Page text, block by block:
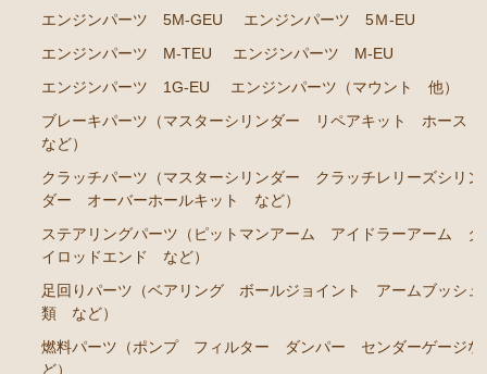
クラッチパーツ（マスターシリンダー クラッチレリ
ーズシリンダー オーバーホールキット など）
足廻りパーツ（アッパーマウント ベアリング ボー
ルジョイント など）
燃料パーツ（ポンプ フィルター など）
駆動パーツ（センターサポートベアリング ドライブ
シャフトブーツ など）
MR2 AW11
エンジン電装パーツ（イグニッションコイル デスビ
キャップ ローター センサー など）
冷却パーツ（ポンプ サーモスタット ファン ファ
エンジンパーツ 5M-GEU
エンジンパーツ 5Ｍ-EU
エンジンパーツ M-TEU
エンジンパーツ M-EU
エンジンパーツ 1G-EU
エンジンパーツ（マウント 他）
ブレーキパーツ（マスターシリンダー リペアキット ホース
など）
クラッチパーツ（マスターシリンダー クラッチレリーズシリン
ダー オーバーホールキット など）
ステアリングパーツ（ピットマンアーム アイドラーアーム タ
イロッドエンド など）
足回りパーツ（ベアリング ボールジョイント アームブッシュ
類 など）
燃料パーツ（ポンプ フィルター ダンパー センダーゲージな
ど）